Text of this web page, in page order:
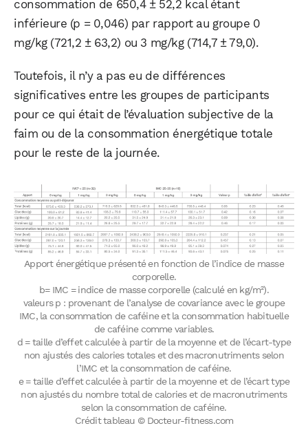
consommation de 650,4 ± 52,2 kcal étant
inférieure (p = 0,046) par rapport au groupe 0
mg/kg (721,2 ± 63,2) ou 3 mg/kg (714,7 ± 79,0).
Toutefois, il n’y a pas eu de différences
significatives entre les groupes de participants
pour ce qui était de l’évaluation subjective de la
faim ou de la consommation énergétique totale
pour le reste de la journée.
Apport énergétique présenté en fonction de l’indice de masse
corporelle.
b= IMC = indice de masse corporelle (calculé en kg/m²).
valeurs p : provenant de l’analyse de covariance avec le groupe
IMC, la consommation de caféine et la consommation habituelle
de caféine comme variables.
d = taille d’effet calculée à partir de la moyenne et de l’écart-type
non ajustés des calories totales et des macronutriments selon
l’IMC et la consommation de caféine.
e = taille d’effet calculée à partir de la moyenne et de l’écart type
non ajustés du nombre total de calories et de macronutriments
selon la consommation de caféine.
Crédit tableau © Docteur-fitness.com
Telegram
X